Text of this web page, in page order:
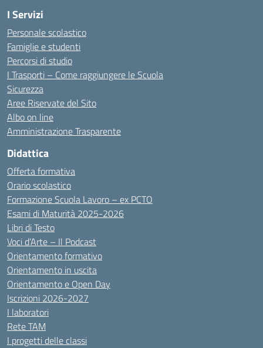
I Servizi
Personale scolastico
Famiglie e studenti
Percorsi di studio
I Trasporti – Come raggiungere le Scuola
Sicurezza
Aree Riservate del Sito
Albo on line
Amministrazione Trasparente
Didattica
Offerta formativa
Orario scolastico
Formazione Scuola Lavoro – ex PCTO
Esami di Maturità 2025-2026
Libri di Testo
Voci d’Arte – Il Podcast
Orientamento formativo
Orientamento in uscita
Orientamento e Open Day
Iscrizioni 2026-2027
I laboratori
Rete TAM
I progetti delle classi